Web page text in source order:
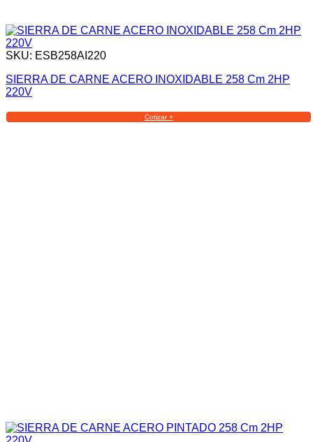
SKU: ESB258AI220
SIERRA DE CARNE ACERO INOXIDABLE 258 Cm 2HP
220V
Cotizar +